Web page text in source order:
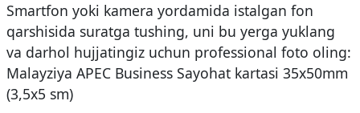
Smartfon yoki kamera yordamida istalgan fon
qarshisida suratga tushing, uni bu yerga yuklang
va darhol hujjatingiz uchun professional foto oling:
Malayziya APEC Business Sayohat kartasi 35x50mm
(3,5x5 sm)